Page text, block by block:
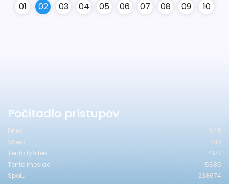
01 02 03 04 05 06 07 08 09 10
Počítadlo prístupov
Dnes
648
Včera
785
Tento týždeň
4177
Tento mesiac
5685
Spolu
238674